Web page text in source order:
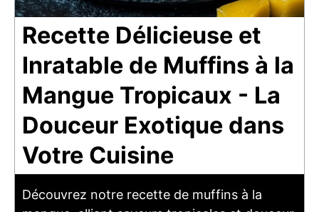
Recette Délicieuse et
Inratable de Muffins à la
Mangue Tropicaux - La
Douceur Exotique dans
Votre Cuisine
Découvrez notre recette de muffins à la